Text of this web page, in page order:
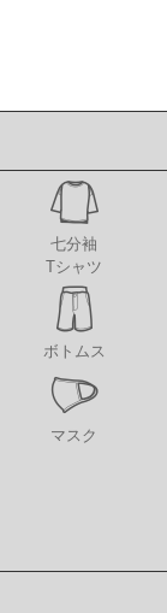
七分袖
Tシャツ
ボトムス
マスク